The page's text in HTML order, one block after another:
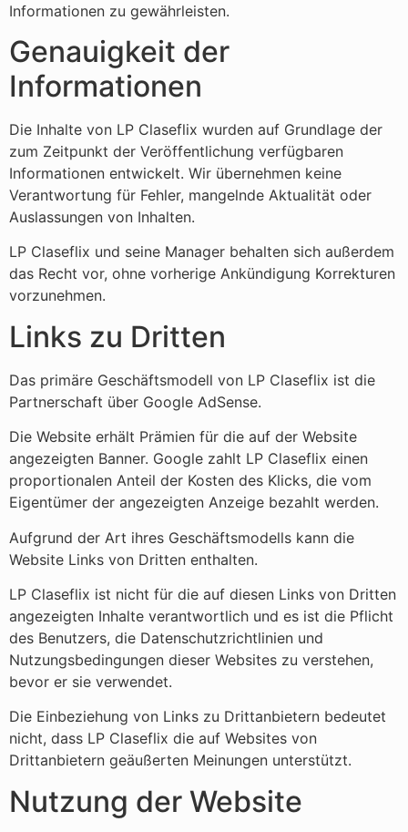
Informationen zu gewährleisten.
Genauigkeit der
Informationen
Die Inhalte von LP Claseflix wurden auf Grundlage der
zum Zeitpunkt der Veröffentlichung verfügbaren
Informationen entwickelt. Wir übernehmen keine
Verantwortung für Fehler, mangelnde Aktualität oder
Auslassungen von Inhalten.
LP Claseflix und seine Manager behalten sich außerdem
das Recht vor, ohne vorherige Ankündigung Korrekturen
vorzunehmen.
Links zu Dritten
Das primäre Geschäftsmodell von LP Claseflix ist die
Partnerschaft über Google AdSense.
Die Website erhält Prämien für die auf der Website
angezeigten Banner. Google zahlt LP Claseflix einen
proportionalen Anteil der Kosten des Klicks, die vom
Eigentümer der angezeigten Anzeige bezahlt werden.
Aufgrund der Art ihres Geschäftsmodells kann die
Website Links von Dritten enthalten.
LP Claseflix ist nicht für die auf diesen Links von Dritten
angezeigten Inhalte verantwortlich und es ist die Pflicht
des Benutzers, die Datenschutzrichtlinien und
Nutzungsbedingungen dieser Websites zu verstehen,
bevor er sie verwendet.
Die Einbeziehung von Links zu Drittanbietern bedeutet
nicht, dass LP Claseflix die auf Websites von
Drittanbietern geäußerten Meinungen unterstützt.
Nutzung der Website